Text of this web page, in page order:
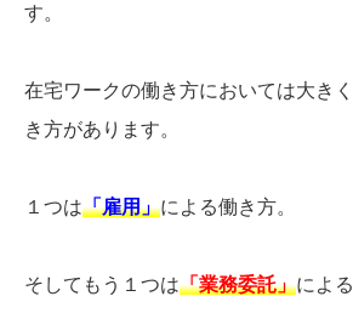
す。
在宅ワークの働き方においては大き
き方があります。
１つは「雇用」による働き方。
そしてもう１つは「業務委託」によ